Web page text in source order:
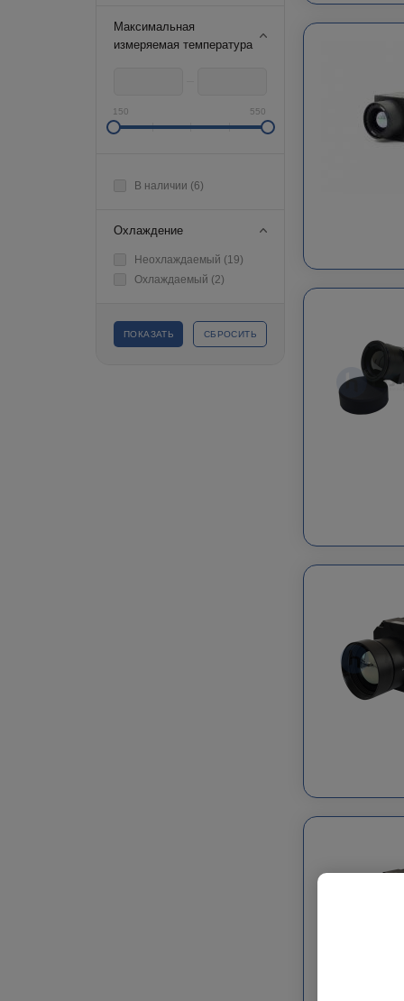
Максимальная
измеряемая температура
150 550
В наличии (6)
Охлаждение
Неохлаждаемый (19)
Охлаждаемый (2)